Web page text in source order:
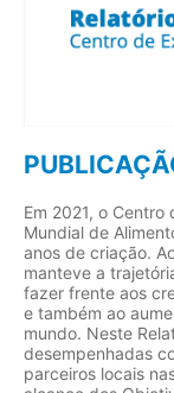
Em 2021, o
Mundial de
anos de criação.
manteve a
fazer frente aos
e também ao
mundo. Neste
desempenhadas
parceiros locais